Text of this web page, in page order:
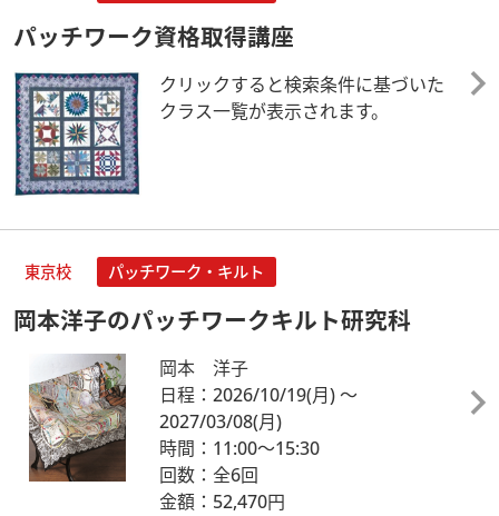
パッチワーク資格取得講座
クリックすると検索条件に基づいた
クラス一覧が表示されます。
東京校 パッチワーク・キルト
岡本洋子のパッチワークキルト研究科
岡本 洋子
日程：2026/10/19(月)～
2027/03/08(月)
時間：11:00～15:30
回数：全6回
金額：52,470円